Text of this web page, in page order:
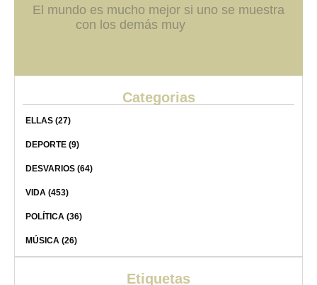
El mundo es mucho mejor si uno se muestra
con los demás muy
Categorias
ELLAS (27)
DEPORTE (9)
DESVARIOS (64)
VIDA (453)
POLÍTICA (36)
MÚSICA (26)
Etiquetas